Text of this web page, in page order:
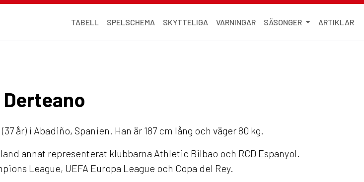
TABELL SPELSCHEMA SKYTTELIGA VARNINGAR SÄSONGER ARTIKLAR
år) i Abadiño, Spanien. Han är 187 cm lång och väger 80 kg.
annat representerat klubbarna Athletic Bilbao och RCD Espanyol.
League, UEFA Europa League och Copa del Rey.